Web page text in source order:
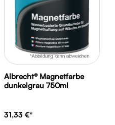
Albrecht® Magnetfarbe
dunkelgrau 750ml
31,33 €*